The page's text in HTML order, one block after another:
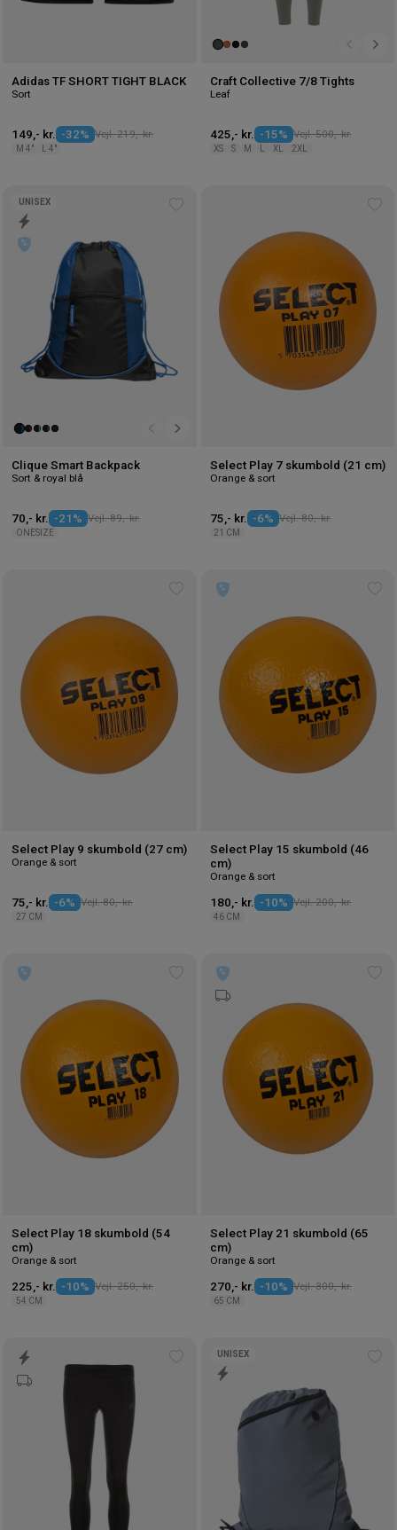
Adidas TF SHORT TIGHT BLACK
Sort
149,- kr. -32% Vejl. 219,- kr.
M 4" L 4"
Craft Collective 7/8 Tights
Leaf
425,- kr. -15% Vejl. 500,- kr.
XS S M XL 2XL
ønskeliste
UNISEX
Clique Smart Backpack
Sort & royal blå
70,- kr. -21% Vejl. 89,- kr.
ONESIZE
Select Play 7 skumbold (21 cm)
Orange & sort
75,- kr. -6% Vejl. 80,- kr.
21 CM
ønskeliste
Select Play 9 skumbold (27 cm)
Orange & sort
75,- kr. -6% Vejl. 80,- kr.
27 CM
Select Play 15 skumbold (46
cm)
Orange & sort
180,- kr. -10% Vejl. 200,- kr.
46 CM
Select Play 18 skumbold (54
cm)
Orange & sort
225,- kr. -10% Vejl. 250,- kr.
54 CM
Select Play 21 skumbold (65
cm)
Orange & sort
270,- kr. -10% Vejl. 300,- kr.
65 CM
UNISEX